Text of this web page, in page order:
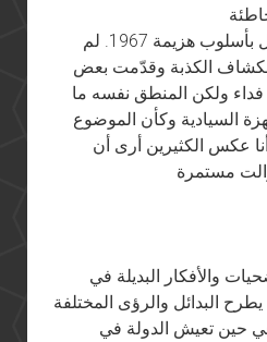
نحن ما زلنا نعيش ونتعامل بأسلوب هزيمة 1967. لم
انكشاف الكذبة وقدّمت بعض
ولكن المنطق نفسه ما
السيادية وكأن الموضوع
عكس الكثيرين أرى أن
والأفكار البديلة في
البدائل والرؤى المختلفة
حين تعيش الدولة في